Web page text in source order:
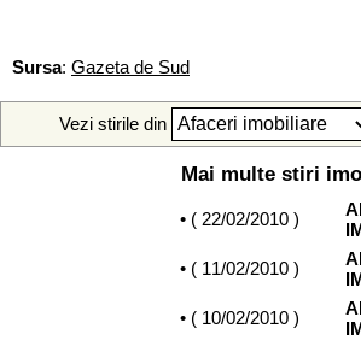
Sursa: Gazeta de Sud
Vezi stirile din
Mai multe stiri
• ( 22/02/2010)
• ( 11/02/2010)
• ( 10/02/2010)